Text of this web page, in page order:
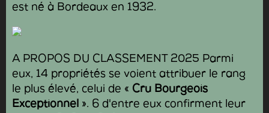
est né à Bordeaux en 1932.
A PROPOS DU CLASSEMENT 2025 Parmi
eux, 14 propriétés se voient attribuer le rang
le plus élevé, celui de « Cru Bourgeois
Exceptionnel ». 6 d'entre eux confirment leur